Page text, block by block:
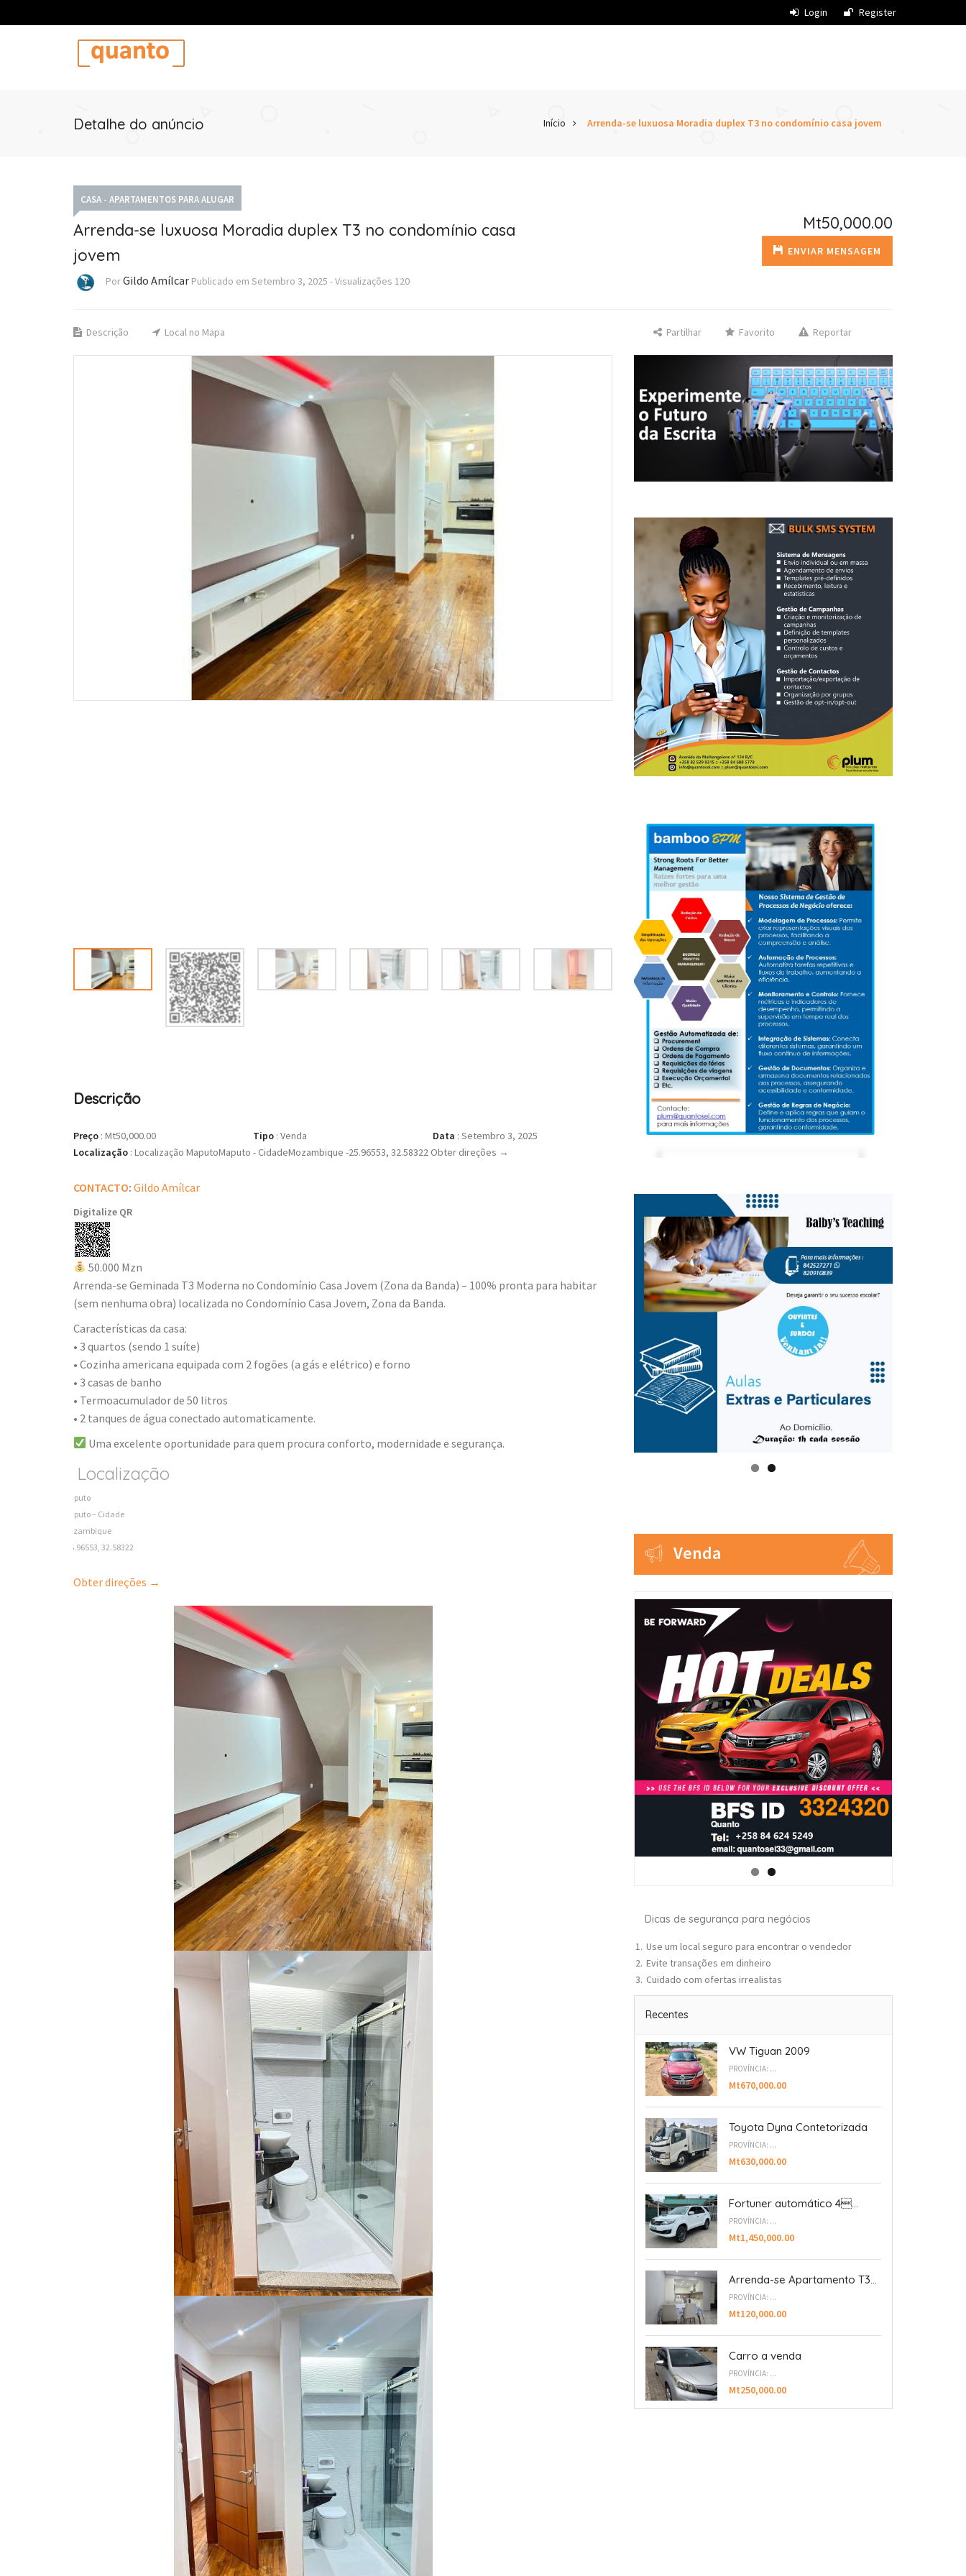
Login Register
Detalhe do anúncio Início Arrenda-se luxuosa Moradia duplex T3 no condomínio casa jovem
CASA - APARTAMENTOS PARA ALUGAR
Arrenda-se luxuosa Moradia duplex T3 no condomínio casa
jovem
PorGildo Amílcar Publicado em Setembro 3, 2025 -Visualizações 120
Mt50,000.00
ENVIAR MENSAGEM
Descrição Local no Mapa Partilhar Favorito Reportar
Descrição
Preço : Mt50,000.00 Tipo : Venda Data : Setembro 3, 2025
Localização : Localização MaputoMaputo - CidadeMozambique -25.96553, 32.58322 Obter direções →
CONTACTO: Gildo Amílcar
Digitalize QR
50.000 Mzn
Arrenda-se Geminada T3 Moderna no Condomínio Casa Jovem (Zona da Banda) – 100% pronta para habitar
(sem nenhuma obra) localizada no Condomínio Casa Jovem, Zona da Banda.
Características da casa:
• 3 quartos (sendo 1 suíte)
• Cozinha americana equipada com 2 fogões (a gás e elétrico) e forno
• 3 casas de banho
• Termoacumulador de 50 litros
• 2 tanques de água conectado automaticamente.
Uma excelente oportunidade para quem procura conforto, modernidade e segurança.
Localização
Maputo
Maputo – Cidade
Mozambique
-25.96553, 32.58322
Obter direções →
Venda
Dicas de segurança para negócios
Use um local seguro para encontrar o vendedor
Evite transações em dinheiro
Cuidado com ofertas irrealistas
Recentes
VW Tiguan 2009
PROVÍNCIA: ...
Mt670,000.00
Toyota Dyna Contetorizada
PROVÍNCIA: ...
Mt630,000.00
Fortuner automático 4...
PROVÍNCIA: ...
Mt1,450,000.00
Arrenda-se Apartamento T3...
PROVÍNCIA: ...
Mt120,000.00
Carro a venda
PROVÍNCIA: ...
Mt250,000.00